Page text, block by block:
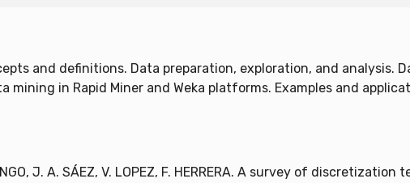
and definitions. Data preparation, exploration, and analysis.
mining in Rapid Miner and Weka platforms. Examples and
J. A. SÁEZ, V. LOPEZ, F. HERRERA. A survey of